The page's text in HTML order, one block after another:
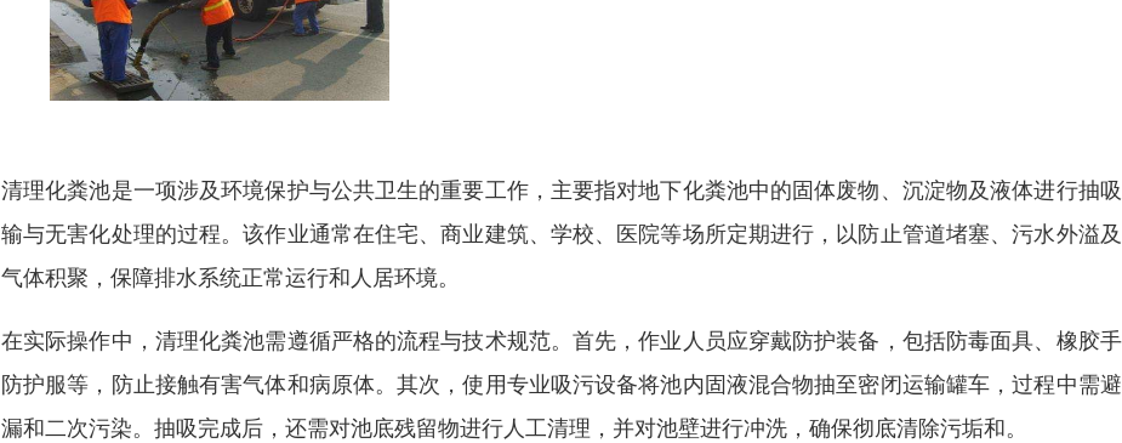
清理化粪池是一项涉及环境保护与公共卫生的重要工作，主要指对地下化粪池中的固体废物、沉淀物及液体进行抽
输与无害化处理的过程。该作业通常在住宅、商业建筑、学校、医院等场所定期进行，以防止管道堵塞、污水外溢
气体积聚，保障排水系统正常运行和人居环境。
在实际操作中，清理化粪池需遵循严格的流程与技术规范。首先，作业人员应穿戴防护装备，包括防毒面具、橡胶
防护服等，防止接触有害气体和病原体。其次，使用专业吸污设备将池内固液混合物抽至密闭运输罐车，过程中需
漏和二次污染。抽吸完成后，还需对池底残留物进行人工清理，并对池壁进行冲洗，确保彻底清除污垢和。